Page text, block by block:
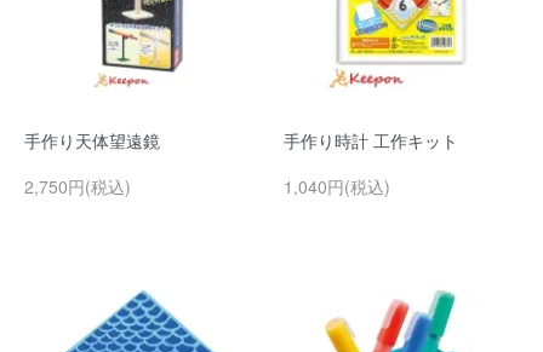
手作り天体望遠鏡
2,750円(税込)
手作り時計 工作キット
1,040円(税込)